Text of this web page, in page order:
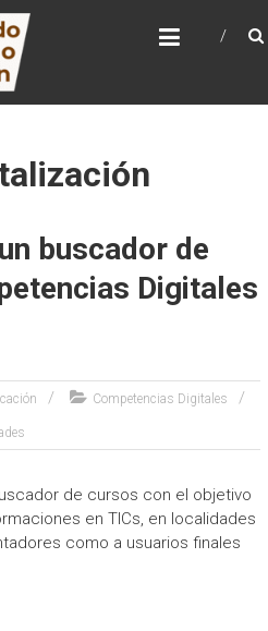
Aragón
buscador de
Digitales
Competencias Digitales
de cursos con el objetivo
en TICs, en localidades
como a usuarios finales